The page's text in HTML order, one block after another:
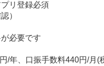
リ登録必須
）
必要です
/年、口振手数料440円/月(